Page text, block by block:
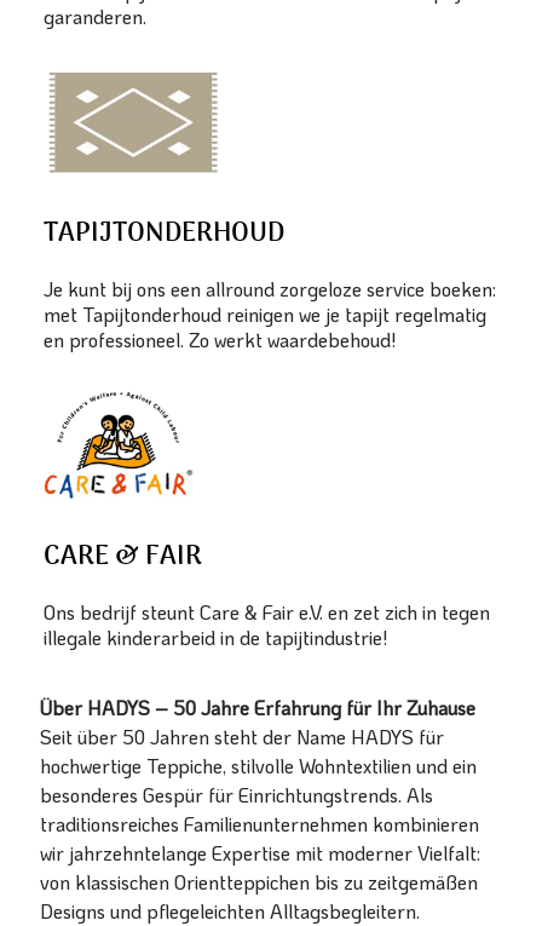
garanderen.
TAPIJTONDERHOUD
Je kunt bij ons een allround zorgeloze service boeken:
met Tapijtonderhoud reinigen we je tapijt regelmatig
en professioneel. Zo werkt waardebehoud!
CARE & FAIR
Ons bedrijf steunt Care & Fair e.V. en zet zich in tegen
illegale kinderarbeid in de tapijtindustrie!
Über HADYS – 50 Jahre Erfahrung für Ihr Zuhause
Seit über 50 Jahren steht der Name HADYS für
hochwertige Teppiche, stilvolle Wohntextilien und ein
besonderes Gespür für Einrichtungstrends. Als
traditionsreiches Familienunternehmen kombinieren
wir jahrzehntelange Expertise mit moderner Vielfalt:
von klassischen Orientteppichen bis zu zeitgemäßen
Designs und pflegeleichten Alltagsbegleitern.